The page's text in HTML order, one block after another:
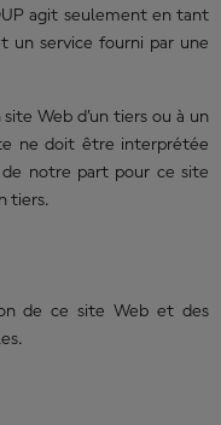
agit seulement en tant
un service fourni par une
Web d’un tiers ou à un
ne doit être interprétée
notre part pour ce site
tiers.
de ce site Web et des